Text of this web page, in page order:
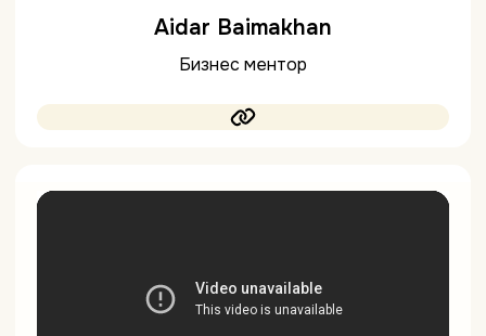
Aidar Baimakhan
Бизнес ментор